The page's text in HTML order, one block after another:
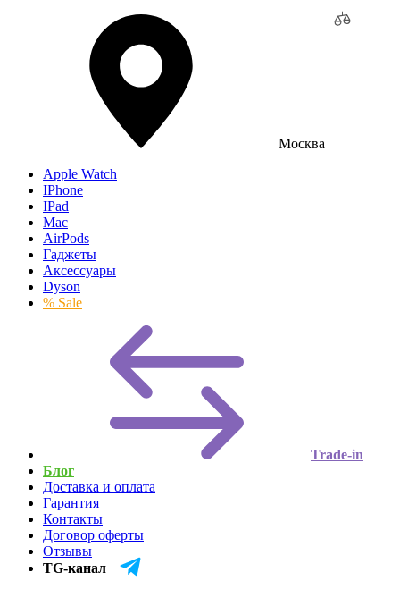
Москва
Apple Watch
IPhone
IPad
Mac
AirPods
Гаджеты
Аксессуары
Dyson
% Sale
Trade-in
Блог
Доставка и оплата
Гарантия
Контакты
Договор оферты
Отзывы
TG-канал